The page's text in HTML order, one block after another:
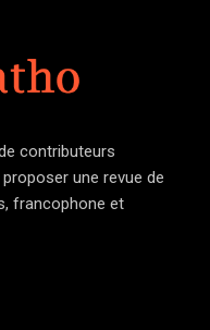
contributeurs
une revue de
francophone et